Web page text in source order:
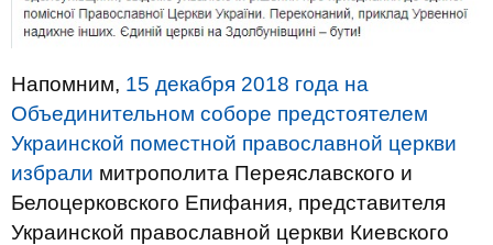
Напомним, 15 декабря 2018 года на
Объединительном соборе предстоятелем
Украинской поместной православной церкви
избрали митрополита Переяславского и
Белоцерковского Епифания, представителя
Украинской православной церкви Киевского